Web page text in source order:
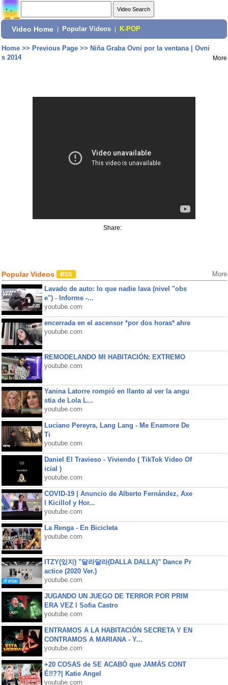
Video Home Popular Videos K-POP
Home>> Previous Page>> Niña Graba Ovni por la ventana | Ovni
s 2014
More
Share:
Popular Videos More
Lavado de auto: lo que nadie lava (nivel "obs
e") - Informe -...
youtube.com
encerrada en el ascensor *por dos horas* ahre
youtube.com
REMODELANDO MI HABITACIÓN: EXTREMO
youtube.com
Yanina Latorre rompió en llanto al ver la angu
stia de Lola L...
youtube.com
Luciano Pereyra, Lang Lang - Me Enamore De
Ti
youtube.com
Daniel El Travieso - Viviendo ( TikTok Video Of
icial )
youtube.com
COVID-19 | Anuncio de Alberto Fernández, Axe
l Kicillof y Hor...
youtube.com
La Renga - En Bicicleta
youtube.com
ITZY(있지) "달라달라(DALLA DALLA)" Dance Pr
actice (2020 Ver.)
youtube.com
JUGANDO UN JUEGO DE TERROR POR PRIM
ERA VEZ l Sofia Castro
youtube.com
ENTRAMOS A LA HABITACIÓN SECRETA Y EN
CONTRAMOS A MARIANA - Y...
youtube.com
+20 COSAS de SE ACABÓ que JAMÁS CONT
É!!??| Katie Angel
youtube.com